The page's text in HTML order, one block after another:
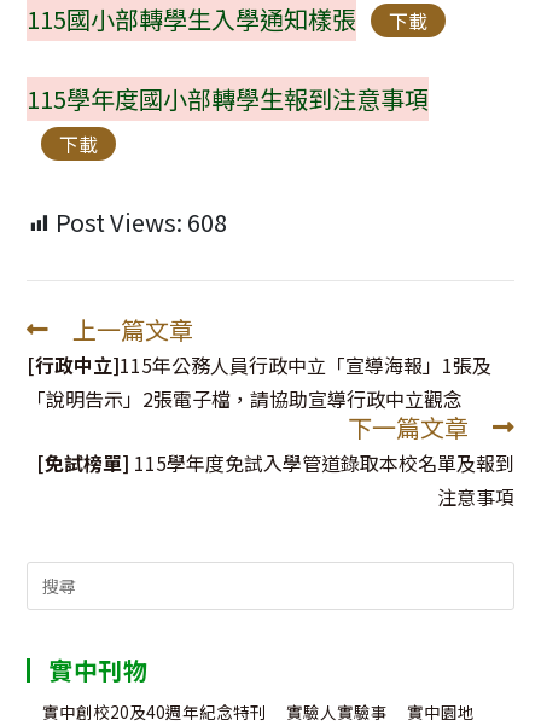
115國小部轉學生入學通知樣張 下載
115學年度國小部轉學生報到注意事項
下載
Post Views: 608
Read
more
articles
上一篇文章
[行政中立]115年公務人員行政中立「宣導海報」1張及
「說明告示」2張電子檔，請協助宣導行政中立觀念
下一篇文章
[免試榜單] 115學年度免試入學管道錄取本校名單及報到
注意事項
Search
for:
實中刊物
實中創校20及40週年紀念特刊 實驗人實驗事
實中園地